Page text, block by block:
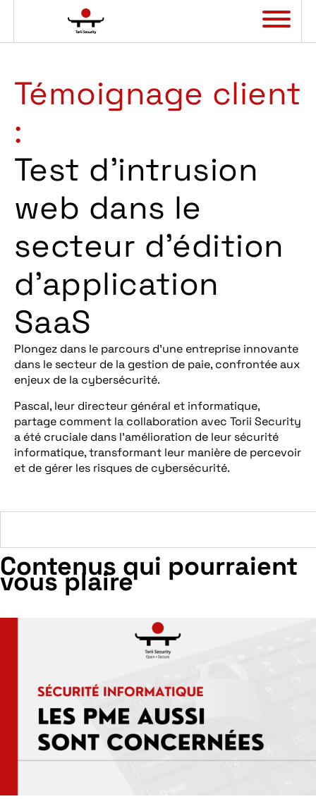
Témoignage client
:
Test d’intrusion
web dans le
secteur d’édition
d’application
SaaS
Plongez dans le parcours d’une entreprise innovante
dans le secteur de la gestion de paie, confrontée aux
enjeux de la cybersécurité.
Pascal, leur directeur général et informatique,
partage comment la collaboration avec Torii Security
a été cruciale dans l’amélioration de leur sécurité
informatique, transformant leur manière de percevoir
et de gérer les risques de cybersécurité.
Contenus qui pourraient
vous plaire
Panneau de gestion des cookies